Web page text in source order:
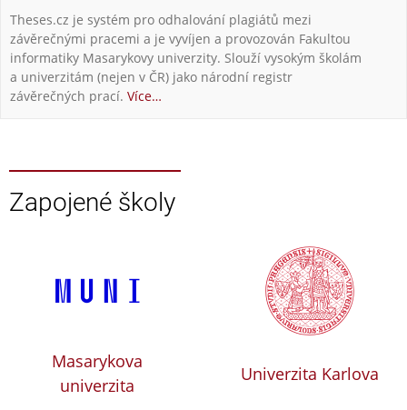
Theses.cz je systém pro odhalování plagiátů mezi
závěrečnými pracemi a je vyvíjen a provozován Fakultou
informatiky Masarykovy univerzity. Slouží vysokým školám
a univerzitám (nejen v ČR) jako národní registr
závěrečných prací. Více…
Zapojené školy
Masarykova
univerzita
Univerzita Karlova